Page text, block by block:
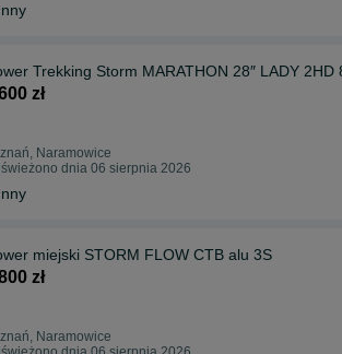
zł
Naramowice
dnia 06 sierpnia 2026
miejski STORM FLOW CTB alu 3S
zł
Naramowice